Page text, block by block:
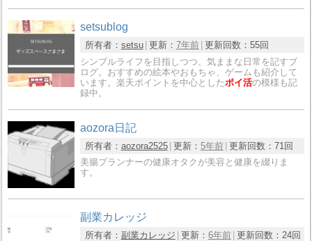
setsublog
所有者： setsu 更新： 7年前 更新回数： 55回
シンプルライフを目指しつつ、気ままな日常を記すブ
ログ。おすすめの絵本やおもちゃ、ゲームも紹介して
います。楽天ポイントを中心とした ポイ活の模様も記
録中。
aozora日記
所有者： aozora2525 更新： 5年前 更新回数： 71回
美腸プランナーの健康オタクが美容と健康を綴りま
す。
副業カレッジ
所有者： 副業カレッジ 更新： 6年前 更新回数： 24回